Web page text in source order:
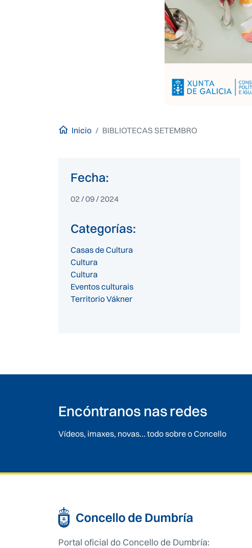
Inicio BIBLIOTECAS SETEMBRO
Fecha:
02 / 09 / 2024
Categorías:
Casas de Cultura
Cultura
Cultura
Eventos culturais
Territorio Vákner
Encóntranos nas redes
Vídeos, imaxes, novas... todo sobre o Concello
Portal oficial do Concello de Dumbría: